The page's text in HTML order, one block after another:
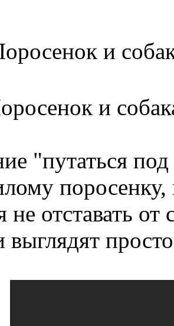
и
"путаться
не отставать
выглядят